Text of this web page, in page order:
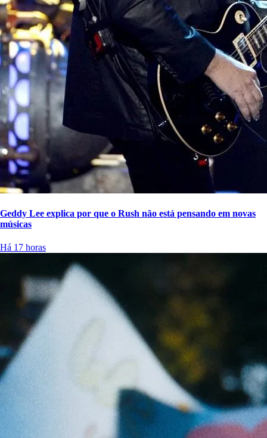
Geddy Lee explica por que o Rush não está pensando em novas
músicas
Há 17 horas